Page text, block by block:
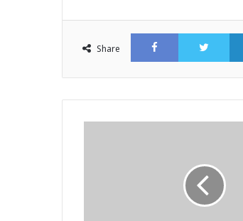
Share
Facebook